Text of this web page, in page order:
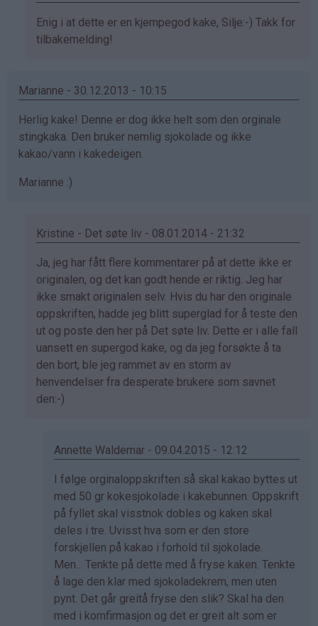
Som
svar
Silje
bekreftet)
Enig i at dette er en kjempegod kake, Silje:-) Takk for
tilbakemelding!
Marianne - 30.12.2013 - 10:15
Herlig kake! Denne er dog ikke helt som den orginale
stingkaka. Den bruker nemlig sjokolade og ikke
kakao/vann i kakedeigen.
Marianne :)
Kristine - Det søte liv - 08.01.2014 - 21:32
Som
svar
på
av
Marianne
(ikke
bekreftet)
Ja, jeg har fått flere kommentarer på at dette ikke er
originalen, og det kan godt hende er riktig. Jeg har
ikke smakt originalen selv. Hvis du har den originale
oppskriften, hadde jeg blitt superglad for å teste den
ut og poste den her på Det søte liv. Dette er i alle fall
uansett en supergod kake, og da jeg forsøkte å ta
den bort, ble jeg rammet av en storm av
henvendelser fra desperate brukere som savnet
den:-)
Annette Waldemar - 09.04.2015 - 12:12
Som
svar
på
av
Kristine
-
Det…
I følge orginaloppskriften så skal kakao byttes ut
med 50 gr kokesjokolade i kakebunnen. Oppskrift
på fyllet skal visstnok dobles og kaken skal
deles i tre. Uvisst hva som er den store
forskjellen på kakao i forhold til sjokolade.
Men... Tenkte på dette med å fryse kaken. Tenkte
å lage den klar med sjokoladekrem, men uten
pynt. Det går greitå fryse den slik? Skal ha den
med i komfirmasjon og det er greit alt som er